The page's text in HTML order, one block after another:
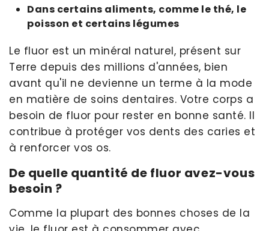
Dans certains aliments, comme le thé, le
poisson et certains légumes
Le fluor est un minéral naturel, présent sur
Terre depuis des millions d'années, bien
avant qu'il ne devienne un terme à la mode
en matière de soins dentaires. Votre corps a
besoin de fluor pour rester en bonne santé. Il
contribue à protéger vos dents des caries et
à renforcer vos os.
De quelle quantité de fluor avez-vous
besoin ?
Comme la plupart des bonnes choses de la